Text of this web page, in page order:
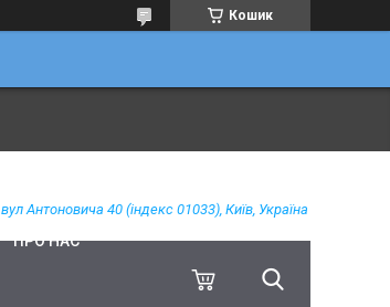
Кошик
вул Антоновича 40 (індекс 01033), Київ, Україна
ПРО НАС